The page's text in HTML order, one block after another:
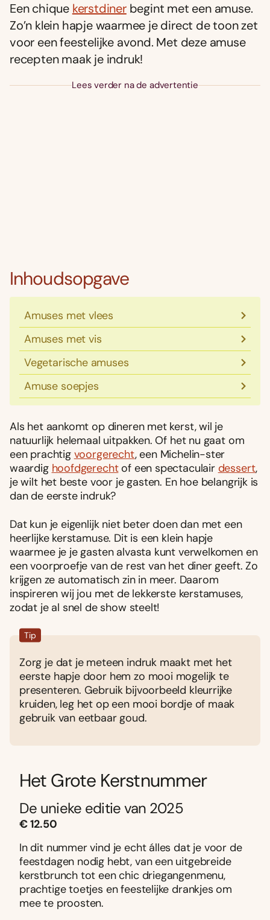
Een chique kerstdinerbegint met een amuse.
Zo’n klein hapje waarmee je direct de toon zet
voor een feestelijke avond. Met deze amuse
recepten maak je indruk!
Lees verder na de advertentie
Inhoudsopgave
Amuses met vlees
Amuses met vis
Vegetarische amuses
Amuse soepjes
Als het aankomt op dineren met kerst, wil je
natuurlijk helemaal uitpakken. Of het nu gaat om
een prachtig voorgerecht, een Michelin-ster
waardig hoofdgerechtof een spectaculair dessert,
je wilt het beste voor je gasten. En hoe belangrijk is
dan de eerste indruk?
Dat kun je eigenlijk niet beter doen dan met een
heerlijke kerstamuse. Dit is een klein hapje
waarmee je je gasten alvasta kunt verwelkomen en
een voorproefje van de rest van het diner geeft. Zo
krijgen ze automatisch zin in meer. Daarom
inspireren wij jou met de lekkerste kerstamuses,
zodat je al snel de show steelt!
Tip
Zorg je dat je meteen indruk maakt met het
eerste hapje door hem zo mooi mogelijk te
presenteren. Gebruik bijvoorbeeld kleurrijke
kruiden, leg het op een mooi bordje of maak
gebruik van eetbaar goud.
Het Grote Kerstnummer
De unieke editie van 2025
€ 12.50
In dit nummer vind je echt álles dat je voor de
feestdagen nodig hebt, van een uitgebreide
kerstbrunch tot een chic driegangenmenu,
prachtige toetjes en feestelijke drankjes om
mee te proosten.